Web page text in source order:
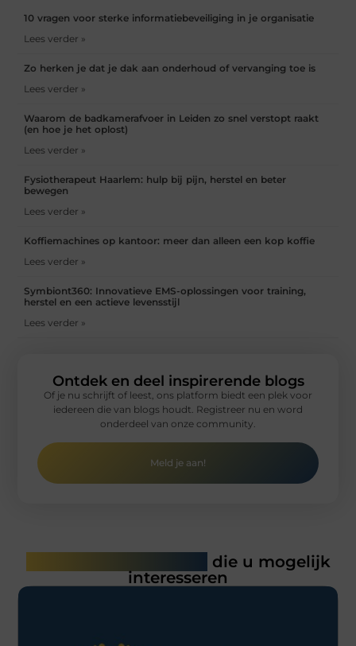
10 vragen voor sterke informatiebeveiliging in je organisatie
Lees verder »
Zo herken je dat je dak aan onderhoud of vervanging toe is
Lees verder »
Waarom de badkamerafvoer in Leiden zo snel verstopt raakt
(en hoe je het oplost)
Lees verder »
Fysiotherapeut Haarlem: hulp bij pijn, herstel en beter
bewegen
Lees verder »
Koffiemachines op kantoor: meer dan alleen een kop koffie
Lees verder »
Symbiont360: Innovatieve EMS-oplossingen voor training,
herstel en een actieve levensstijl
Lees verder »
Ontdek en deel inspirerende blogs
Of je nu schrijft of leest, ons platform biedt een plek voor
iedereen die van blogs houdt. Registreer nu en word
onderdeel van onze community.
Meld je aan!
die u mogelijk
interesseren